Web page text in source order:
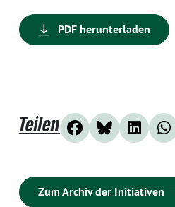
PDF herunterladen
Teilen
Zum Archiv der Initiativen